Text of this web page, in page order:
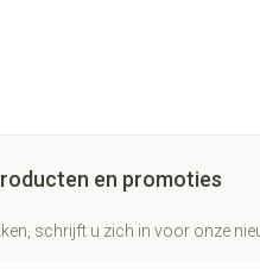
en promoties
schrijft u zich in voor onze